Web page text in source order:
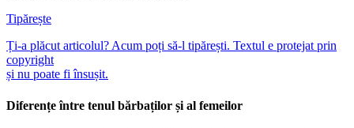
Tipărește
Ți-a plăcut articolul? Acum poți să-l tipărești. Textul e protejat prin
copyright
și nu poate fi însușit.
Diferențe între tenul bărbaților și al femeilor